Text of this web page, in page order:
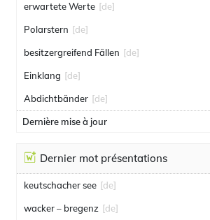
erwartete Werte [de]
Polarstern [de]
besitzergreifend Fällen [de]
Einklang [de]
Abdichtbänder [de]
Dernière mise à jour
Dernier mot présentations
keutschacher see [de]
wacker – bregenz [de]